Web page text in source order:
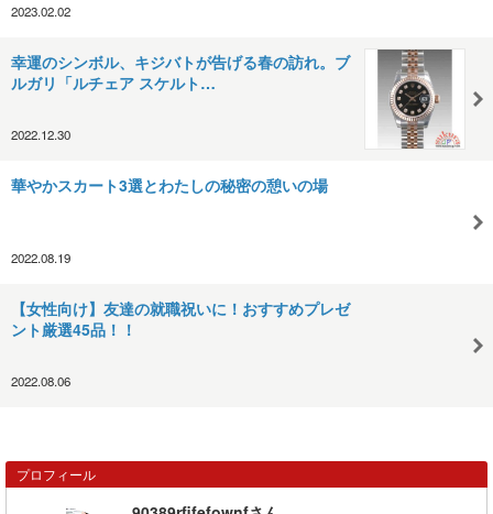
2023.02.02
幸運のシンボル、キジバトが告げる春の訪れ。ブ
ルガリ「ルチェア スケルト…
2022.12.30
華やかスカート3選とわたしの秘密の憩いの場
2022.08.19
【女性向け】友達の就職祝いに！おすすめプレゼ
ント厳選45品！！
2022.08.06
プロフィール